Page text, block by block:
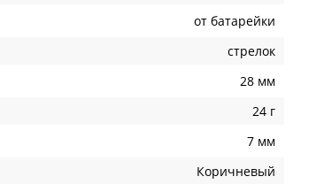
от батарейки
стрелок
28 мм
24 г
7 мм
Коричневый